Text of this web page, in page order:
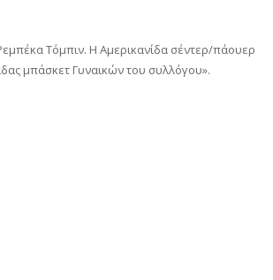
Τόμπιν. Η Αμερικανίδα σέντερ/πάουερ
μπάσκετ Γυναικών του συλλόγου».